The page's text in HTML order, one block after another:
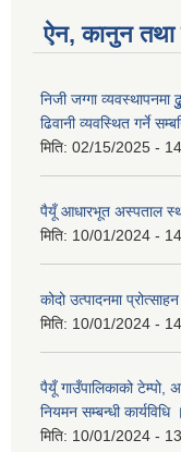
ऐन, कानुन तथा
निजी जग्गा
ढिवानी व्यवस्थित गर्ने
मिति: 02/15/2025 -
पैयूँ आधारभूत अस्पताल
मिति: 10/01/2024 -
कोदो उत्पादनमा
मिति: 10/01/2024 -
पैयूँ गाउँपालिकाको टेम्पो,
नियमन सम्बन्धी कार्यविधि ।
मिति: 10/01/2024 -